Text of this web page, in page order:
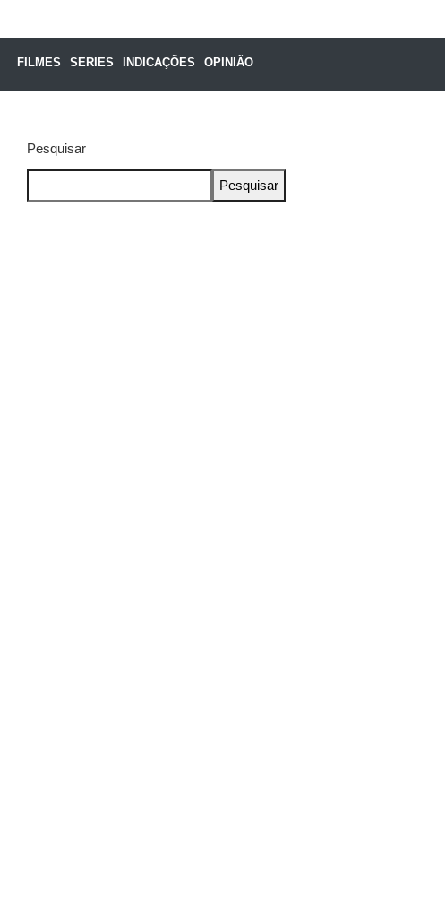
FILMES SERIES INDICAÇÕES OPINIÃO
Pesquisar
Pesquisar